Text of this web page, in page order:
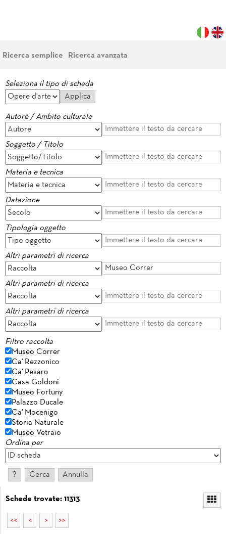
Ricerca semplice Ricerca avanzata
Seleziona il tipo di scheda
Autore / Ambito culturale
Soggetto / Titolo
Materia e tecnica
Datazione
Tipologia oggetto
Altri parametri di ricerca
Altri parametri di ricerca
Altri parametri di ricerca
Filtro raccolta
Museo Correr
Ca' Rezzonico
Ca' Pesaro
Casa Goldoni
Museo Fortuny
Palazzo Ducale
Ca' Mocenigo
Storia Naturale
Museo Vetraio
Ordina per
Schede trovate: 11313
<< < > >>